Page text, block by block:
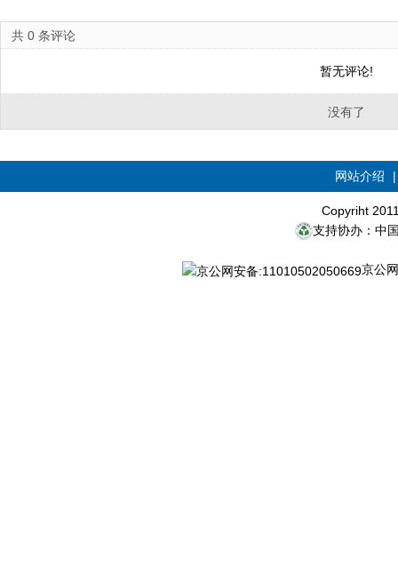
共 0 条评论
暂无评论!
没有了
网站介绍
Copyriht
支持协办：中
京公